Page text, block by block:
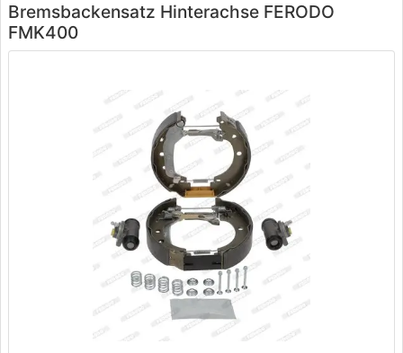
Bremsbackensatz Hinterachse FERODO
FMK400